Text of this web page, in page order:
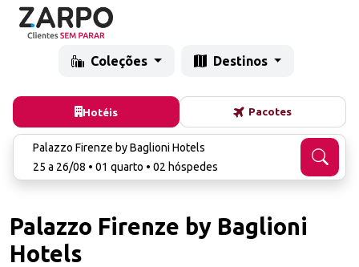
Coleções Destinos
Hotéis Pacotes
Palazzo Firenze by Baglioni Hotels
25 a 26/08 • 01 quarto • 02 hóspedes
Palazzo Firenze by Baglioni
Hotels